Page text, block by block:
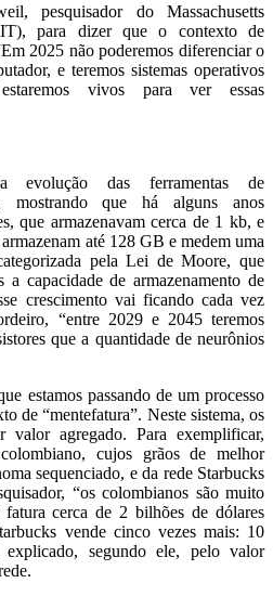
pesquisador do Massachusetts
para dizer que o contexto de
2025 não poderemos diferenciar o
e teremos sistemas operativos
vivos para ver essas
evolução das ferramentas de
mostrando que há alguns anos
que armazenavam cerca de 1 kb, e
até 128 GB e medem uma
pela Lei de Moore, que
capacidade de armazenamento de
crescimento vai ficando cada vez
“entre 2029 e 2045 teremos
que a quantidade de neurônios
estamos passando de um processo
de “mentefatura”. Neste sistema, os
valor agregado. Para exemplificar,
cujos grãos de melhor
sequenciado, e da rede Starbucks
“os colombianos são muito
cerca de 2 bilhões de dólares
vende cinco vezes mais: 10
segundo ele, pelo valor